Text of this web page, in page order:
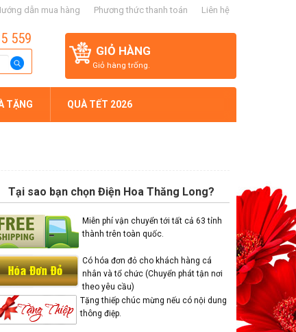
dẫn mua hàng Phương thức thanh toán Liên hệ
GIỎ HÀNG
Giỏ hàng trống.
559
TẶNG QUÀ TẾT 2026
Tại sao bạn chọn Điện Hoa Thăng Long?
Miễn phí vận chuyển tới tất cả 63 tỉnh
thành trên toàn quốc.
Có hóa đơn đỏ cho khách hàng cá
nhân và tổ chức (Chuyển phát tận nơi
theo yêu cầu)
Tặng thiếp chúc mừng nếu có nội dung
thông điệp.